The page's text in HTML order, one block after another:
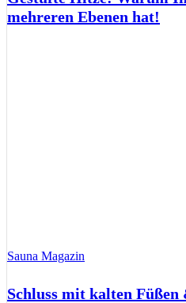
mehreren Ebenen hat!
Sauna Magazin
Schluss mit kalten